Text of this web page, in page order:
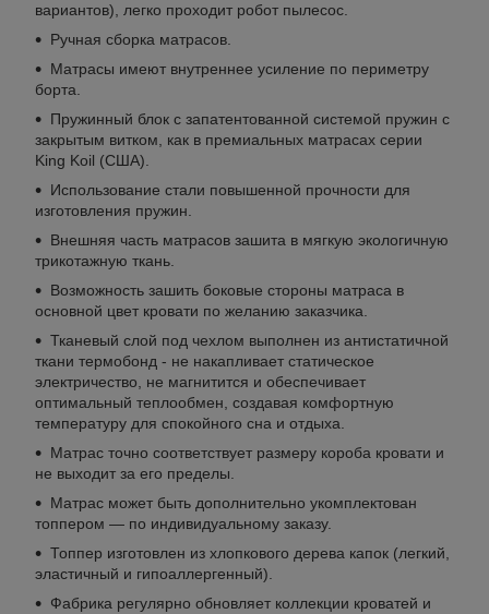
вариантов), легко проходит робот пылесос.
Ручная сборка матрасов.
Матрасы имеют внутреннее усиление по периметру
борта.
Пружинный блок с запатентованной системой пружин с
закрытым витком, как в премиальных матрасах серии
King Koil (США).
Использование стали повышенной прочности для
изготовления пружин.
Внешняя часть матрасов зашита в мягкую экологичную
трикотажную ткань.
Возможность зашить боковые стороны матраса в
основной цвет кровати по желанию заказчика.
Тканевый слой под чехлом выполнен из антистатичной
ткани термобонд - не накапливает статическое
электричество, не магнитится и обеспечивает
оптимальный теплообмен, создавая комфортную
температуру для спокойного сна и отдыха.
Матрас точно соответствует размеру короба кровати и
не выходит за его пределы.
Матрас может быть дополнительно укомплектован
топпером — по индивидуальному заказу.
Топпер изготовлен из хлопкового дерева капок (легкий,
эластичный и гипоаллергенный).
Фабрика регулярно обновляет коллекции кроватей и